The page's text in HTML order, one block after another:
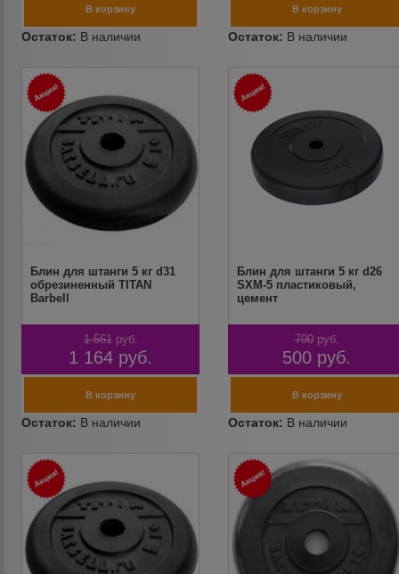
Блин для штанги 5 кг d31
обрезиненный TITAN
Barbell
1 561 руб.
1 164 руб.
Блин для штанги 5 кг d26
SXM-5 пластиковый,
цемент
700 руб.
500 руб.